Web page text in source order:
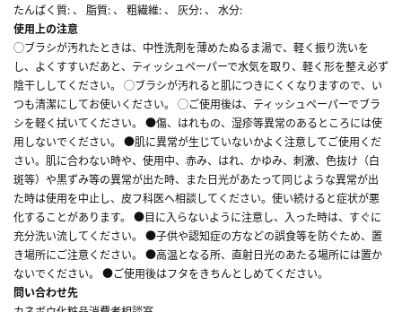
たんぱく質: 、 脂質: 、 粗繊維: 、 灰分: 、 水分:
使用上の注意
◯ブラシが汚れたときは、中性洗剤を薄めたぬるま湯で、軽く振り洗いを
し、よくすすいだあと、ティッシュペーパーで水気を取り、軽く形を整え必ず
陰干ししてください。 ◯ブラシが汚れると肌につきにくくなりますので、い
つも清潔にしてお使いください。 ◯ご使用後は、ティッシュペーパーでブラ
シを軽く拭いてください。 ●傷、はれもの、湿疹等異常のあるところには使
用しないでください。 ●肌に異常が生じていないかよく注意してご使用くだ
さい。肌に合わない時や、使用中、赤み、はれ、かゆみ、刺激、色抜け（白
斑等）や黒ずみ等の異常が出た時、また日光があたって同じような異常が出
た時は使用を中止し、皮フ科医へ相談してください。使い続けると症状が悪
化することがあります。 ●目に入らないように注意し、入った時は、すぐに
充分洗い流してください。 ●子供や認知症の方などの誤食等を防ぐため、置
き場所にご注意ください。 ●高温となる所、直射日光のあたる場所には置か
ないでください。 ●ご使用後はフタをきちんとしめてください。
問い合わせ先